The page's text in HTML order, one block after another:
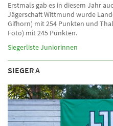
Erstmals gab es in diesem Jahr
Jägerschaft Wittmund wurde
Gifhorn) mit 254 Punkten und
Foto) mit 245 Punkten.
Siegerliste Juniorinnen
SIEGER A